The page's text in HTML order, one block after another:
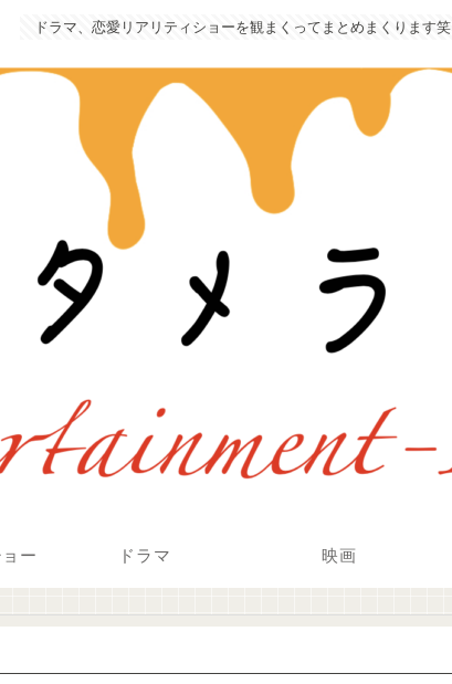
ドラマ、恋愛リアリティショーを観まくってまとめまくります笑
ー ドラマ 映画